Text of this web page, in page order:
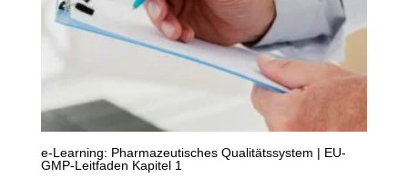
e-Learning: Pharmazeutisches Qualitätssystem | EU-
GMP-Leitfaden Kapitel 1